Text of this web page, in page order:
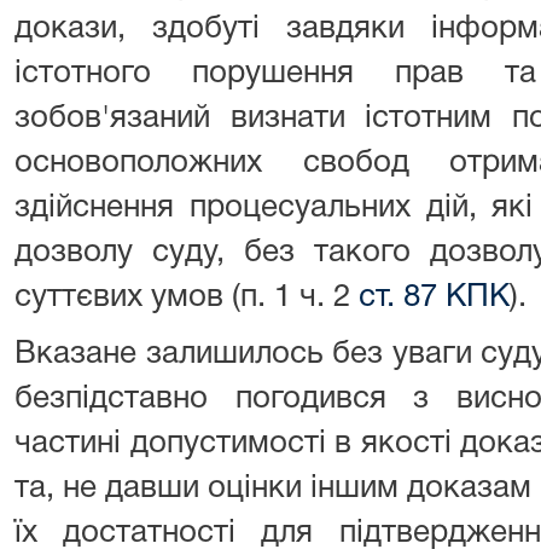
докази, здобуті завдяки
істотного порушення прав
зобов'язаний визнати істотним
основоположних свобод
здійснення процесуальних дій,
дозволу суду, без такого
суттєвих умов (п. 1 ч. 2 ст. 87 КПК).
Вказане залишилось без уваги суду
безпідставно погодився з
частині допустимості в якості
та, не давши оцінки
їх достатності для